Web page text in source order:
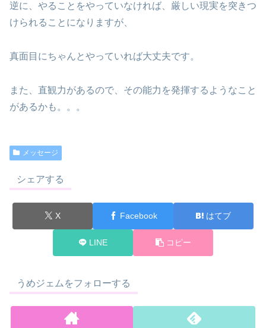
逆に、やることをやっていなければ、厳しい現実を突きつ
けられることになりますが、
真面目にちゃんとやっていれば大丈夫です。
また、直観力があるので、その能力を発揮するようなこと
があるかも。。。
メッセージ
シェアする
X Facebook はてブ
LINE コピー
うめジェムをフォローする